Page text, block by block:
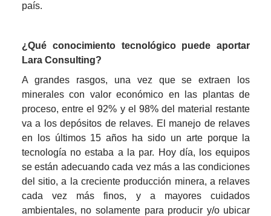
país.
¿Qué conocimiento tecnológico puede aportar
Lara Consulting?
A grandes rasgos, una vez que se extraen los
minerales con valor económico en las plantas de
proceso, entre el 92% y el 98% del material restante
va a los depósitos de relaves. El manejo de relaves
en los últimos 15 años ha sido un arte porque la
tecnología no estaba a la par. Hoy día, los equipos
se están adecuando cada vez más a las condiciones
del sitio, a la creciente producción minera, a relaves
cada vez más finos, y a mayores cuidados
ambientales, no solamente para producir y/o ubicar